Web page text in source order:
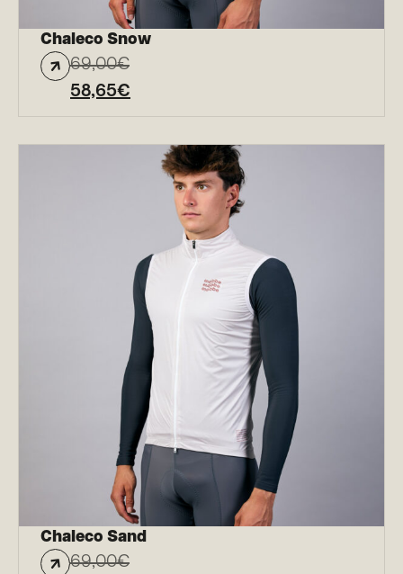
Chaleco Snow
69,00€
58,65€
Chaleco Sand
69,00€